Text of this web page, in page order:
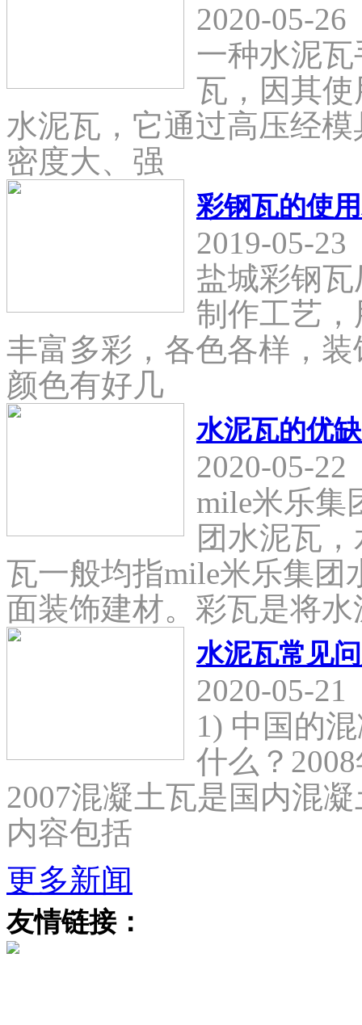
2020-05-26
一种水泥
瓦，因其
水泥瓦，它通过高压经
密度大、强
彩钢瓦的使
2019-05-23
盐城彩钢
制作工艺
丰富多彩，各色各样，
颜色有好几
水泥瓦的优
2020-05-22
mile米乐集
团水泥瓦
瓦一般均指mile米乐集团
面装饰建材。彩瓦是将
水泥瓦常见
2020-05-21
1) 中国的
什么？
2007混凝土瓦是国内混
内容包括
更多新闻
友情链接：